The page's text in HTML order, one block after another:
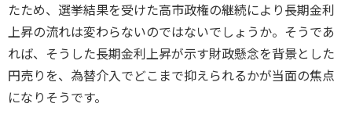
たため、選挙結果を受けた高市政権の継続により長期金利
上昇の流れは変わらないのではないでしょうか。そうであ
れば、そうした長期金利上昇が示す財政懸念を背景とした
円売りを、為替介入でどこまで抑えられるかが当面の焦点
になりそうです。